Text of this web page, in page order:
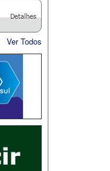
Detalhes
Ver Todos